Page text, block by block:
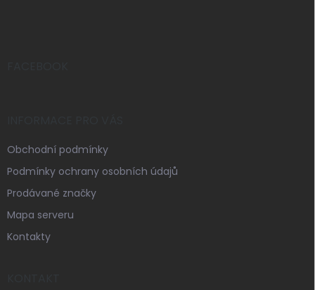
Obchodní podmínky
Podmínky ochrany osobních údajů
Prodávané značky
Mapa serveru
Kontakty